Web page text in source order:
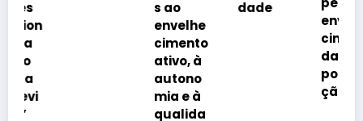
envelhe
cimento
ativo, à
autono
mia e à
qualida
envelhe
cimento
popula